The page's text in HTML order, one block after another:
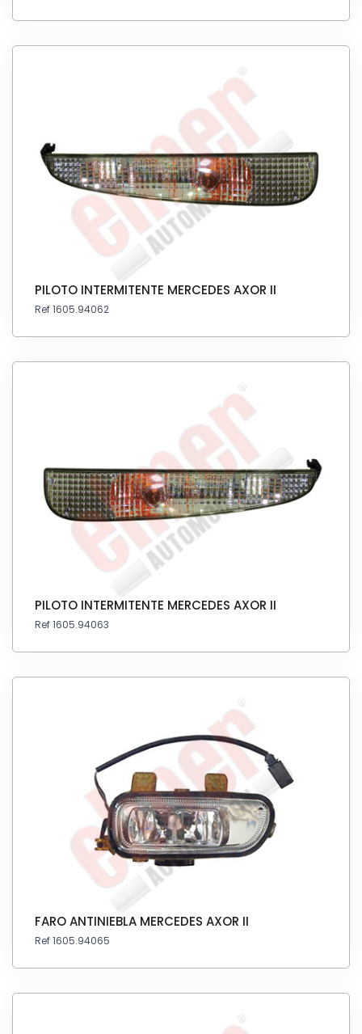
PILOTO INTERMITENTE MERCEDES AXOR II
Ref 1605.94062
PILOTO INTERMITENTE MERCEDES AXOR II
Ref 1605.94063
FARO ANTINIEBLA MERCEDES AXOR II
Ref 1605.94065